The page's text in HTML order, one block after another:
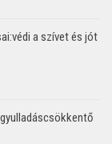
a szívet és jót